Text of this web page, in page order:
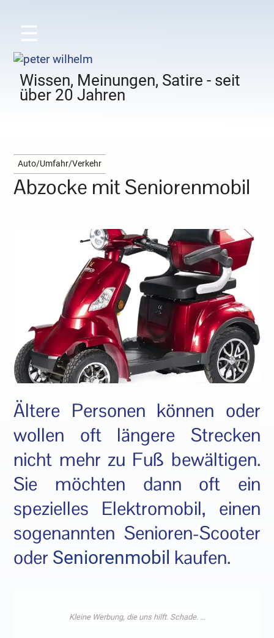
☰
Wissen, Meinungen, Satire - seit
über 20 Jahren
Auto/Umfahr/Verkehr
Abzocke mit Seniorenmobil
Ältere Personen können oder
wollen oft längere Strecken
nicht mehr zu Fuß bewältigen.
Sie möchten dann oft ein
spezielles Elektromobil, einen
sogenannten Senioren-Scooter
oder Seniorenmobil kaufen.